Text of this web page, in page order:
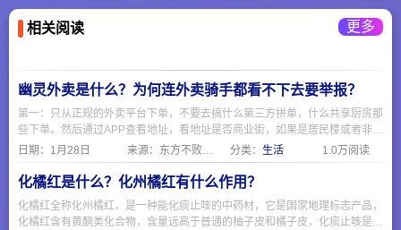
址。并提供天气预
报、实用查询、常用
入口、在线收藏等上
网常用服务。
真假性！特此声
明！！
紧跟时代潮流，本着
“内容为王，用户至上”
相关阅读 更多
幽灵外卖是什么？为何连外卖骑手都看不下去要举报？
第一：只从正规的外卖平台下单，不要去搞什么第三方拼单，什么共享厨房那
些下单。然后通过APP查看地址，看地址是否商业街，如果是居民楼或者非商
业区，那就要注意了。 第二：要求查看食品经营许可证，一般正规餐饮店都
会挂出来在网上，可以通过https://spjyxk.gsxt.gov.cn/ 这个地址把商家名称复
制粘贴进去查询是否有证。
日期： 1月28日 来源：东方不败网址大全 分类： 生活 1.0万阅读
化橘红是什么？化州橘红有什么作用？
化橘红全称化州橘红，是一种能化痰止咳的中药材，它是国家地理标志产品，
化橘红含有黄酮类化合物，含量远高于普通的柚子皮和橘子皮，化痰止咳是因